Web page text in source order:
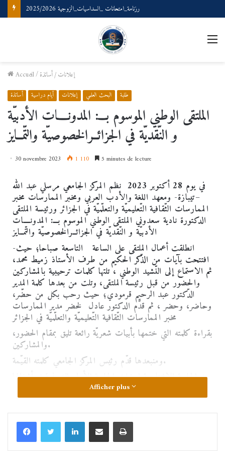
رزنامة_امتحانات _السداسيات_الزوجية 2025/2026
Accueil/ إعلانات/أساتذة
أساتذة أيام دراسية إعلانات البحث العلمي طلبة
الملتقى الوطني الموسوم بـــ: المدونــــات الأدبيّة
و النّقديّة في الجزائــرالخصوصيّة والتّمــايز
30 novembre 2023 1 110 5 minutes de lecture
في يوم 28 أكتوبر 2023 نظم المركز الجامعي مرسلي عبد الله
–تيبازة- ومعهد اللغة والأدب العربي ومخبر الممارسات مخبر
الممارسات الثّقافية التّعليميّة والتعلّميّة في الجزائر ورئيسة الملتقى
الدكتورة نادية سعدوني الملتقى الوطني الموسوم بـــ: المدونــــات
الأدبيّة و النّقديّة في الجزائــرالخصوصيّة والتّمــايز
-انطلقت أعمال الملتقى على الساعة التاسعة صباحا؛ حيث
افتتحت بآيات من الذّكر الحكيم من طرف الأستاذ زميط محمد،
ثم الاستماع إلى النّشيد الوطني ، تلتها كلمات ترحيبية بالمشاركين
والحضور من قبل رئيسة الملتقى، وتلت من بعدها كلمة المدير
الدّكتور عبد الرحيم قرمودي؛ حيث رحب بكل من حضّر،
وحاضر، وحضر ، ثم قدّم الدكتور عادل لخضر مدير الممارسات
مخبر الممارسات الثّقافية التّعليميّة والتعلّميّة في الجزائر
بقراءة كلمته التي ختمها بأبيات شعريّة رائعة تليق بمقام الحضور،
والمشاركين.
ومنبعدها قدّم رئيس المركز الجامعي كلمته القيّمة.
بعد الجلسة الافتتاحية استهلت الجلسة الأولى التي نسقت أشغالها
الأستاذة الدكتور ة جميــلة مصطفــى الزقــاي؛ حيث عرّفت
الحضور بضيف الشّرف الدكتور، والروائي، والشاعر اسماعيل
يبرير، الذي قام بتقديم أعمالهالأدبية من خلا مداخلته الموسومة
بـــ: من متــــــــــــانة التلقـــــــــــي إلى هشــــــــــاشة الكتـــــــــــابة
Afficher plus